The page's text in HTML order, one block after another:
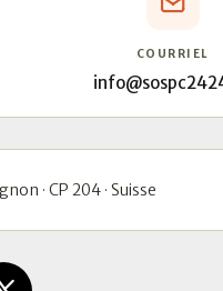
COURRIEL
· CP 204 · Suisse